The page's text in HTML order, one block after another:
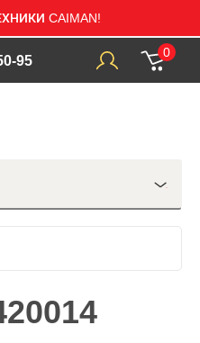
CAIMAN!
95
0